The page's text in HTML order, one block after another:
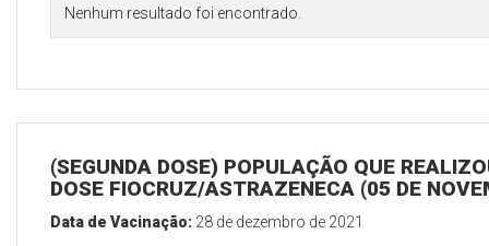
Nenhum resultado foi encontrado.
(SEGUNDA DOSE) POPULAÇÃO QUE
DOSE FIOCRUZ/ASTRAZENECA (05 DE
Data de Vacinação: 28 de dezembro de 2021